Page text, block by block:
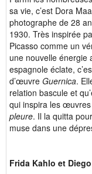
sa vie, c’est Dora
photographe de 28
1930. Très inspirée
Picasso comme un
une nouvelle énergie
espagnole éclate,
d’œuvre Guernica.
relation bascule et
qui inspira les œuvres
pleure. Il la quitta
muse dans une
Frida Kahlo et